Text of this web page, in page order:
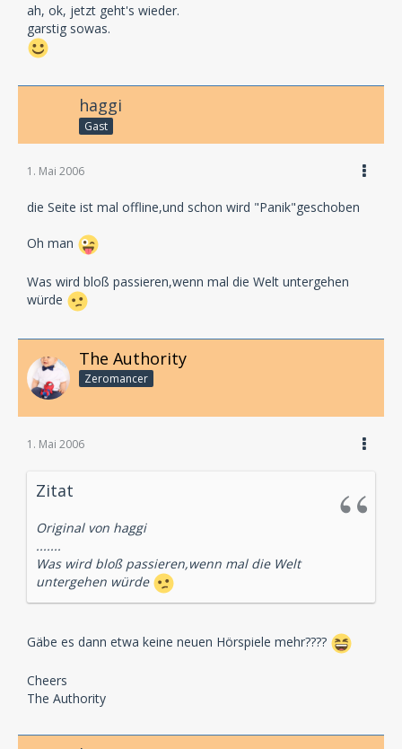
ah, ok, jetzt geht's wieder.
garstig sowas.
haggi
Gast
1. Mai 2006
die Seite ist mal offline,und schon wird "Panik"geschoben
Oh man
Was wird bloß passieren,wenn mal die Welt untergehen
würde
The Authority
Zeromancer
1. Mai 2006
Zitat
Original von haggi
.......
Was wird bloß passieren,wenn mal die Welt
untergehen würde
Gäbe es dann etwa keine neuen Hörspiele mehr????
Cheers
The Authority